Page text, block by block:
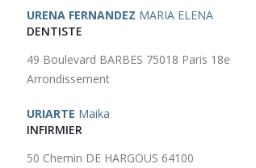
URENA FERNANDEZ MARIA ELENA
DENTISTE
49 Boulevard BARBES 75018 Paris 18e
Arrondissement
URIARTE Maika
INFIRMIER
50 Chemin DE HARGOUS 64100